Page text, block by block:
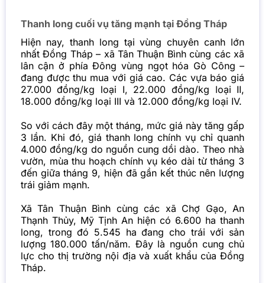
Thanh long cuối vụ tăng mạnh tại Đồng Tháp
Hiện nay, thanh long tại vùng chuyên canh lớn
nhất Đồng Tháp – xã Tân Thuận Bình cùng các xã
lân cận ở phía Đông vùng ngọt hóa Gò Công –
đang được thu mua với giá cao. Các vựa báo giá
27.000 đồng/kg loại I, 22.000 đồng/kg loại II,
18.000 đồng/kg loại III và 12.000 đồng/kg loại IV.
So với cách đây một tháng, mức giá này tăng gấp
3 lần. Khi đó, giá thanh long chính vụ chỉ quanh
4.000 đồng/kg do nguồn cung dồi dào. Theo nhà
vườn, mùa thu hoạch chính vụ kéo dài từ tháng 3
đến giữa tháng 9, hiện đã gần kết thúc nên lượng
trái giảm mạnh.
Xã Tân Thuận Bình cùng các xã Chợ Gạo, An
Thạnh Thủy, Mỹ Tịnh An hiện có 6.600 ha thanh
long, trong đó 5.545 ha đang cho trái với sản
lượng 180.000 tấn/năm. Đây là nguồn cung chủ
lực cho thị trường nội địa và xuất khẩu của Đồng
Tháp.